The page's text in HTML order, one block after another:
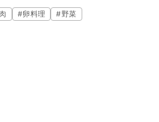
#卵料理 #野菜